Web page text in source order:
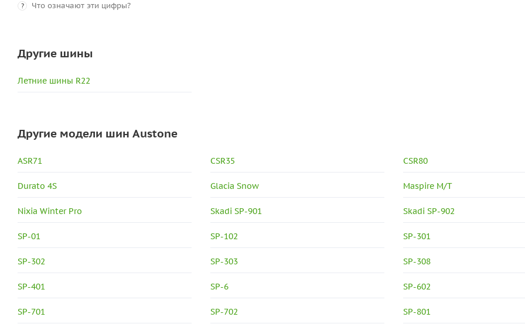
? Что означают эти цифры?
Другие шины
Летние шины R22
Другие модели шин Austone
ASR71 CSR35 CSR80
Durato 4S Glacia Snow Maspire M/T
Nixia Winter Pro Skadi SP-901 Skadi SP-902
SP-01 SP-102 SP-301
SP-302 SP-303 SP-308
SP-401 SP-6 SP-602
SP-701 SP-702 SP-801